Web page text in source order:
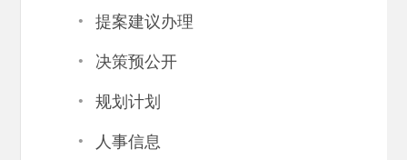
· 提案建议办理
· 决策预公开
· 规划计划
· 人事信息